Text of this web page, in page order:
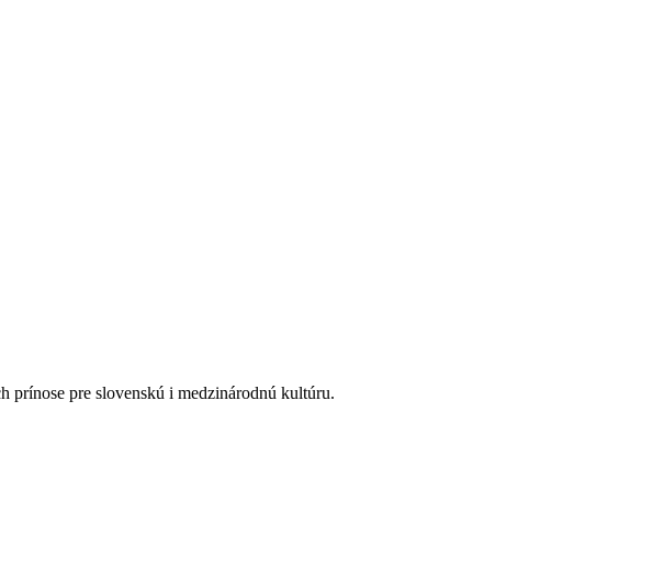
prínose pre slovenskú i medzinárodnú kultúru.